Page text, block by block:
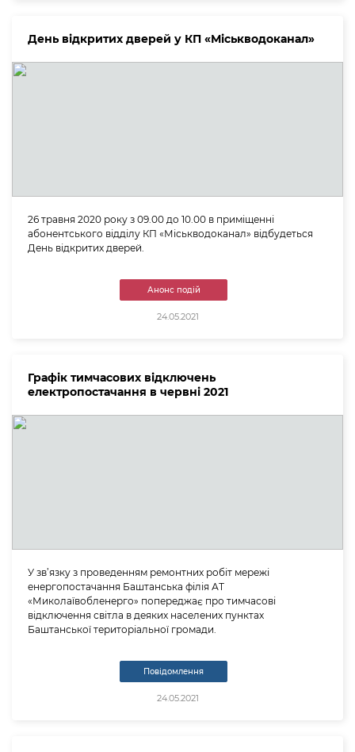
День відкритих дверей у КП «Міськводоканал»
26 травня 2020 року з 09.00 до 10.00 в приміщенні
абонентського відділу КП «Міськводоканал» відбудеться
День відкритих дверей.
Анонс подій
24.05.2021
Графік тимчасових відключень
електропостачання в червні 2021
У зв’язку з проведенням ремонтних робіт мережі
енергопостачання Баштанська філія АТ
«Миколаївобленерго» попереджає про тимчасові
відключення світла в деяких населених пунктах
Баштанської територіальної громади.
Повідомлення
24.05.2021